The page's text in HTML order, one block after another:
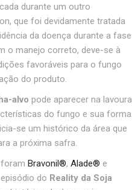
durante um outro
que foi devidamente tratada
da doença durante a fase
o manejo correto, deve-se à
favoráveis para o fungo
do produto.
alvo pode aparecer na lavoura
do fungo e sua forma
se um histórico da área que
a próxima safra.
Bravonil®, Alade® e
do Reality da Soja